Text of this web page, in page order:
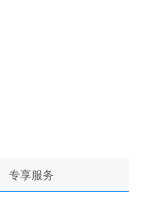
专享服务